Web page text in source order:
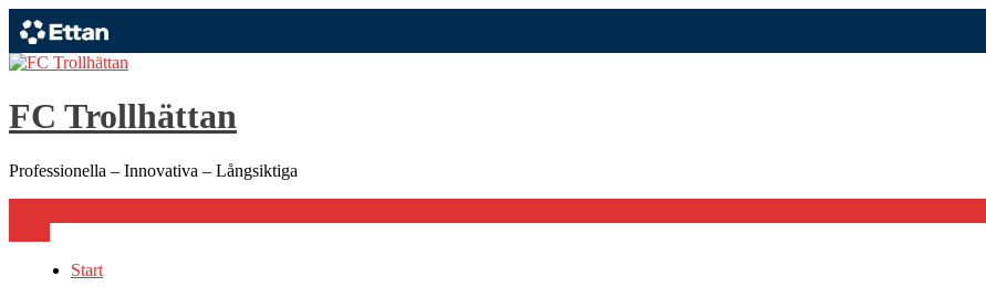
Hoppa
till
innehåll
FC Trollhättan
Professionella – Innovativa – Långsiktiga
Start